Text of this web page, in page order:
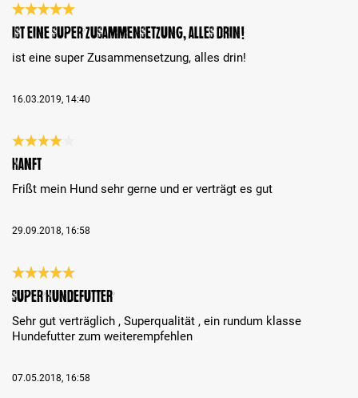
Recenzja z oceną 5 spośród 5 gwiazdek
ist eine super Zusammensetzung, alles drin!
ist eine super Zusammensetzung, alles drin!
16.03.2019, 14:40
Recenzja z oceną 4 spośród 5 gwiazdek
Hanft
Frißt mein Hund sehr gerne und er verträgt es gut
29.09.2018, 16:58
Recenzja z oceną 5 spośród 5 gwiazdek
Super Hundefutter
Sehr gut verträglich , Superqualität , ein rundum klasse
Hundefutter zum weiterempfehlen
07.05.2018, 16:58